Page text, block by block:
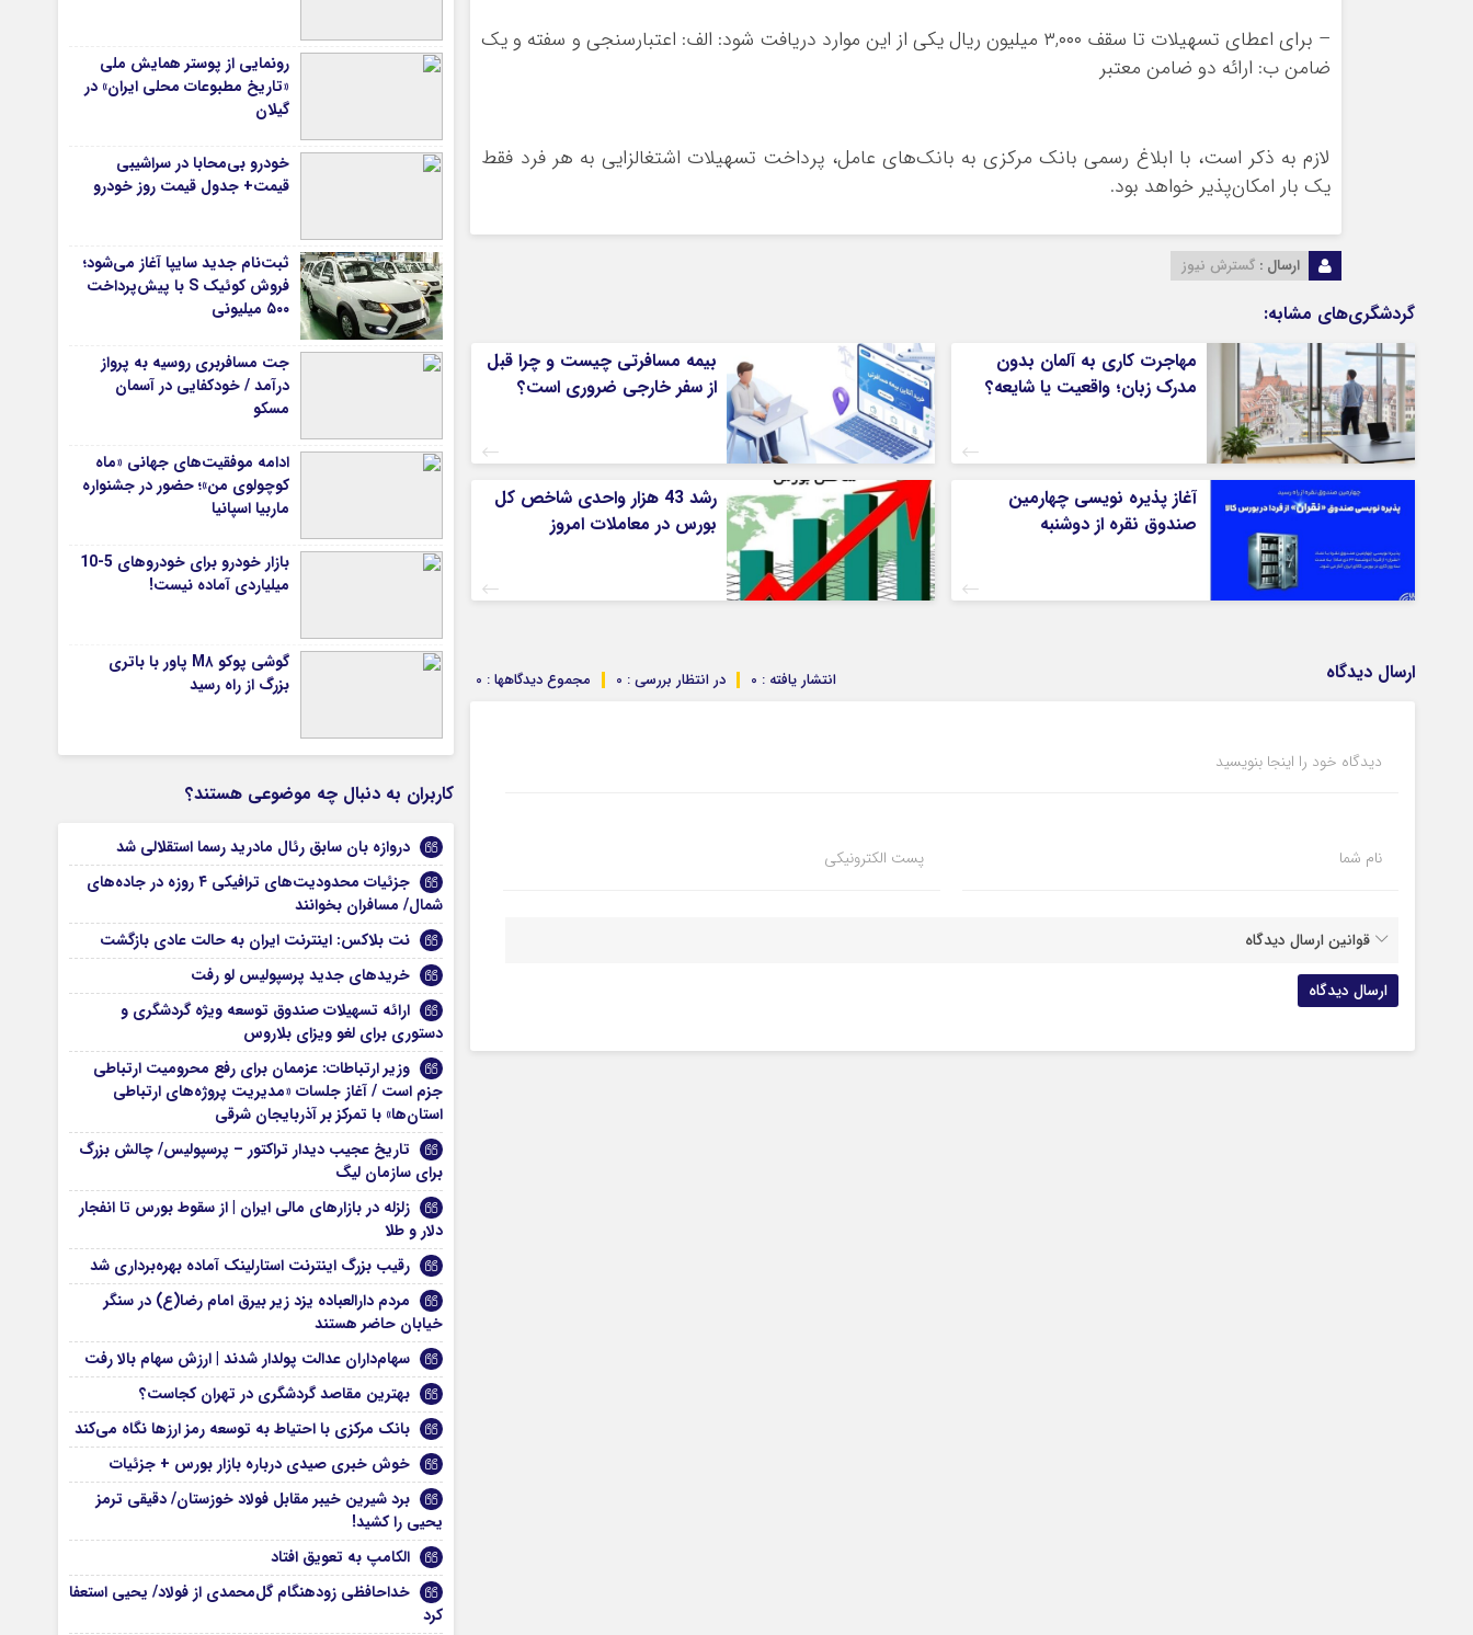
– برای اعطای تسهیلات تا سقف ۳,۰۰۰ میلیون ریال یکی از این موارد دریافت شود: الف: اعتبارسنجی و سفته و یک
ضامن ب: ارائه دو ضامن معتبر
لازم به ذکر است، با ابلاغ رسمی بانک مرکزی به بانک‌های عامل، پرداخت تسهیلات اشتغالزایی به هر فرد فقط
یک بار امکان‌پذیر خواهد بود.
ارسال : گسترش نیوز
گردشگری‌های مشابه:
مهاجرت کاری به آلمان بدون
مدرک زبان؛ واقعیت یا شایعه؟
بیمه مسافرتی چیست و چرا قبل
از سفر خارجی ضروری است؟
آغاز پذیره نویسی چهارمین
صندوق نقره از دوشنبه
رشد 43 هزار واحدی شاخص کل
بورس در معاملات امروز
ارسال دیدگاه مجموع دیدگاهها : 0 در انتظار بررسی : 0 انتشار یافته : 0
دیدگاه خود را اینجا بنویسید
نام شما پست الکترونیکی
قوانین ارسال دیدگاه
رونمایی از پوستر همایش ملی
«تاریخ مطبوعات محلی ایران» در
گیلان
خودرو بی‌محابا در سراشیبی
قیمت+ جدول قیمت روز خودرو
ثبت‌نام جدید سایپا آغاز می‌شود؛
فروش کوئیک S با پیش‌پرداخت
۵۰۰ میلیونی
جت مسافربری روسیه به پرواز
درآمد / خودکفایی در آسمان
مسکو
ادامه موفقیت‌های جهانی «ماه
کوچولوی من»؛ حضور در جشنواره
ماربیا اسپانیا
بازار خودرو برای خودروهای 5-10
میلیاردی آماده نیست!
گوشی پوکو M۸ پاور با باتری
بزرگ از راه رسید
کاربران به دنبال چه موضوعی هستند؟
دروازه بان سابق رئال مادرید رسما استقلالی شد
جزئیات محدودیت‌های ترافیکی ۴ روزه در جاده‌های
شمال/ مسافران بخوانند
نت بلاکس: اینترنت ایران به حالت عادی بازگشت
خریدهای جدید پرسپولیس لو رفت
ارائه تسهیلات صندوق توسعه ویژه گردشگری و
دستوری برای لغو ویزای بلاروس
وزیر ارتباطات: عزممان برای رفع محرومیت ارتباطی
جزم است / آغاز جلسات «مدیریت پروژه‌های ارتباطی
استان‌ها» با تمرکز بر آذربایجان شرقی
تاریخ عجیب دیدار تراکتور – پرسپولیس/ چالش بزرگ
برای سازمان لیگ
زلزله در بازارهای مالی ایران | از سقوط بورس تا انفجار
دلار و طلا
رقیب بزرگ اینترنت استارلینک آماده بهره‌برداری شد
مردم دارالعباده یزد زیر بیرق امام رضا(ع) در سنگر
خیابان حاضر هستند
سهام‌داران عدالت پولدار شدند | ارزش سهام بالا رفت
بهترین مقاصد گردشگری در تهران کجاست؟
بانک مرکزی با احتیاط به توسعه رمز ارزها نگاه می‌کند
خوش خبری صیدی درباره بازار بورس + جزئیات
برد شیرین خیبر مقابل فولاد خوزستان/ دقیقی ترمز
یحیی را کشید!
الکامپ به تعویق افتاد
خداحافظی زودهنگام گل‌محمدی از فولاد/ یحیی استعفا
کرد